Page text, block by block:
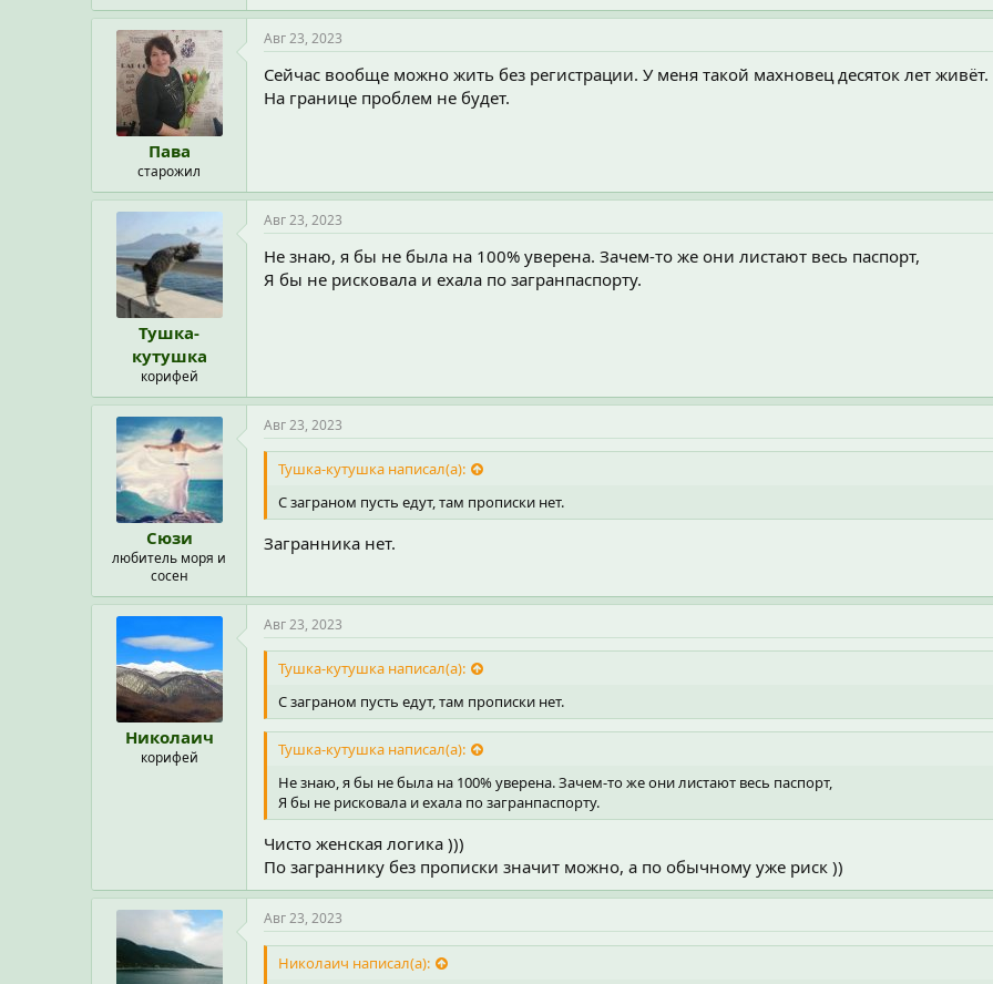
Пава
старожил
Авг 23, 2023
Сейчас вообще можно жить без регистрации. У меня такой махновец десяток лет живёт.
На границе проблем не будет.
Тушка-
кутушка
корифей
Авг 23, 2023
Не знаю, я бы не была на 100% уверена. Зачем-то же они листают весь паспорт,
Я бы не рисковала и ехала по загранпаспорту.
Сюзи
любитель моря и
сосен
Авг 23, 2023
Тушка-кутушка написал(а):
С заграном пусть едут, там прописки нет.
Загранника нет.
Николаич
корифей
Авг 23, 2023
Тушка-кутушка написал(а):
С заграном пусть едут, там прописки нет.
Тушка-кутушка написал(а):
Не знаю, я бы не была на 100% уверена. Зачем-то же они листают весь паспорт,
Я бы не рисковала и ехала по загранпаспорту.
Чисто женская логика )))
По заграннику без прописки значит можно, а по обычному уже риск ))
Авг 23, 2023
Николаич написал(а):